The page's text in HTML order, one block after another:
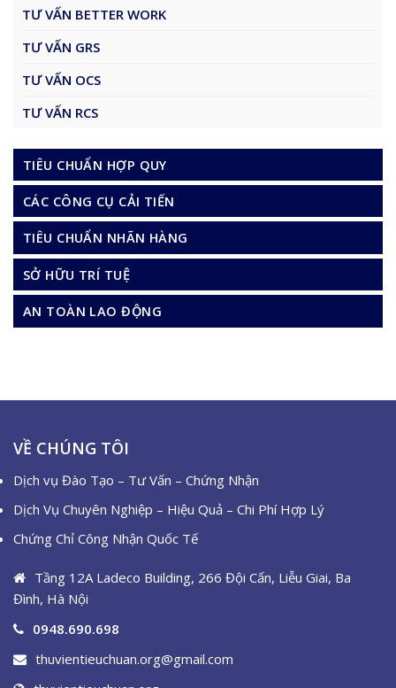
TƯ VẤN BETTER WORK
TƯ VẤN GRS
TƯ VẤN OCS
TƯ VẤN RCS
TIÊU CHUẨN HỢP QUY
CÁC CÔNG CỤ CẢI TIẾN
TIÊU CHUẨN NHÃN HÀNG
SỞ HỮU TRÍ TUỆ
AN TOÀN LAO ĐỘNG
VỀ CHÚNG TÔI
Dịch vụ Đào Tạo – Tư Vấn – Chứng Nhận
Dịch Vụ Chuyên Nghiệp – Hiệu Quả – Chi Phí Hợp Lý
Chứng Chỉ Công Nhận Quốc Tế
Tầng 12A Ladeco Building, 266 Đội Cấn, Liễu Giai, Ba
Đình, Hà Nội
0948.690.698
thuvientieuchuan.org@gmail.com